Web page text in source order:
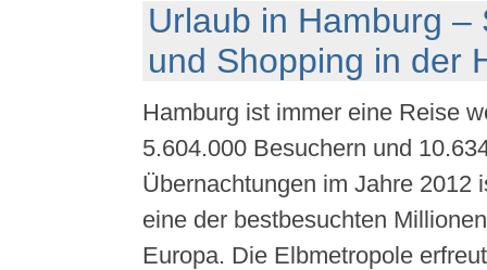
Urlaub in Hamburg –
und Shopping in der
Hamburg ist immer eine Reise
5.604.000 Besuchern und
Übernachtungen im Jahre 2012
eine der bestbesuchten
Europa. Die Elbmetropole